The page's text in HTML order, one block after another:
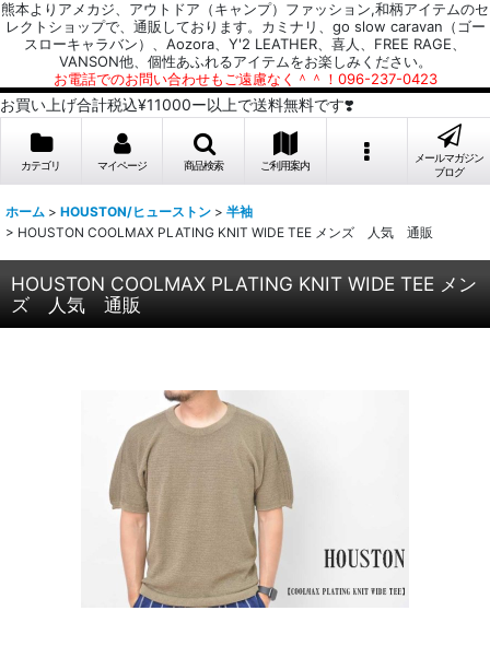
熊本よりアメカジ、アウトドア（キャンプ）ファッション,和柄アイテムのセ
レクトショップで、通販しております。カミナリ、go slow caravan（ゴー
スローキャラバン）、Aozora、Y'2 LEATHER、喜人、FREE RAGE、
VANSON他、個性あふれるアイテムをお楽しみください。
お電話でのお問い合わせもご遠慮なく＾＾！096-237-0423
お買い上げ合計税込¥11000ー以上で送料無料です❣️
カテゴリ マイページ 商品検索 ご利用案内
メールマガジン
ブログ
ホーム > HOUSTON/ヒューストン > 半袖
> HOUSTON COOLMAX PLATING KNIT WIDE TEE メンズ 人気 通販
HOUSTON COOLMAX PLATING KNIT WIDE TEE メン
ズ 人気 通販